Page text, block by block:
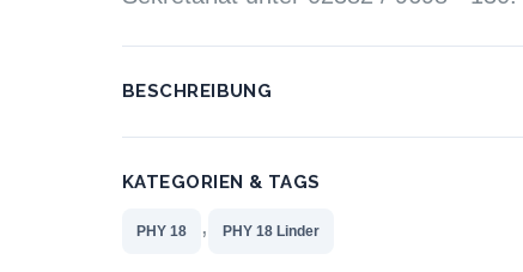
BESCHREIBUNG
KATEGORIEN & TAGS
PHY 18 , PHY 18 Linder